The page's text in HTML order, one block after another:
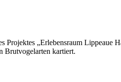
„Erlebensraum Lippeaue
Brutvogelarten kartiert.